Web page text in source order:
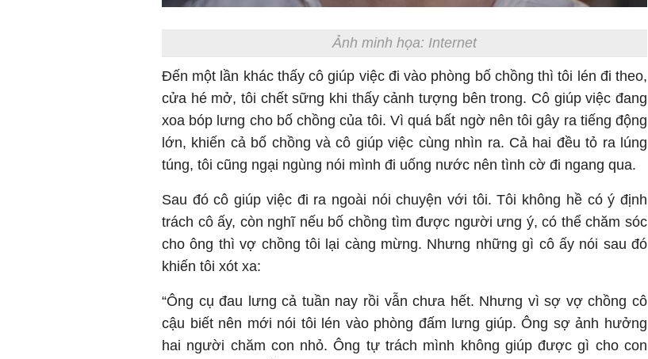
Ảnh minh họa: Internet
Đến một lần khác thấy cô giúp việc đi vào phòng bố chồng thì tôi lén đi theo,
cửa hé mở, tôi chết sững khi thấy cảnh tượng bên trong. Cô giúp việc đang
xoa bóp lưng cho bố chồng của tôi. Vì quá bất ngờ nên tôi gây ra tiếng động
lớn, khiến cả bố chồng và cô giúp việc cùng nhìn ra. Cả hai đều tỏ ra lúng
túng, tôi cũng ngại ngùng nói mình đi uống nước nên tình cờ đi ngang qua.
Sau đó cô giúp việc đi ra ngoài nói chuyện với tôi. Tôi không hề có ý định
trách cô ấy, còn nghĩ nếu bố chồng tìm được người ưng ý, có thể chăm sóc
cho ông thì vợ chồng tôi lại càng mừng. Nhưng những gì cô ấy nói sau đó
khiến tôi xót xa:
“Ông cụ đau lưng cả tuần nay rồi vẫn chưa hết. Nhưng vì sợ vợ chồng cô
cậu biết nên mới nói tôi lén vào phòng đấm lưng giúp. Ông sợ ảnh hưởng
hai người chăm con nhỏ. Ông tự trách mình không giúp được gì cho con